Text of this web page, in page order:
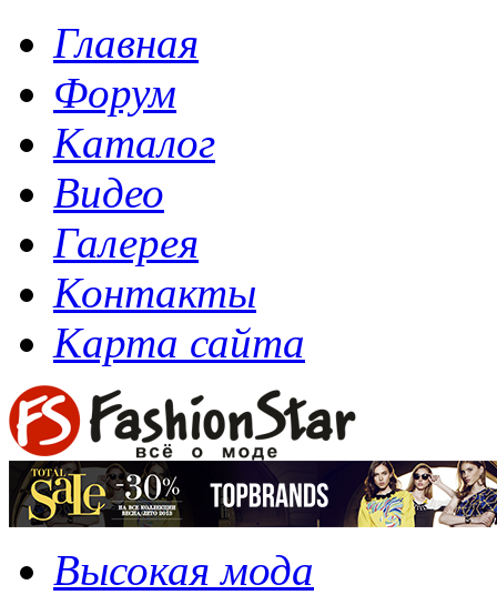
Главная
Форум
Каталог
Видео
Галерея
Контакты
Карта сайта
Высокая мода